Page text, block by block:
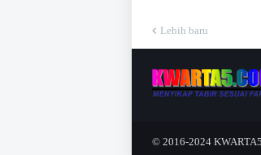
Lebih baru
© 2016-2024